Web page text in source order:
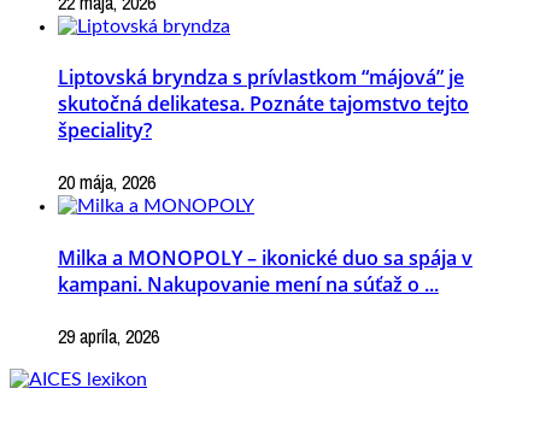
Liptovská bryndza s prívlastkom “májová” je
skutočná delikatesa. Poznáte tajomstvo tejto
špeciality?
20 mája, 2026
Milka a MONOPOLY – ikonické duo sa spája v
kampani. Nakupovanie mení na súťaž o ...
29 apríla, 2026